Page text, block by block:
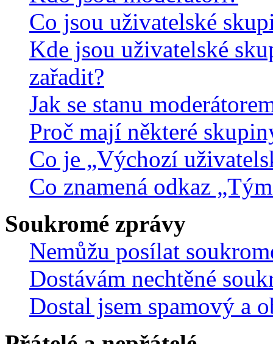
Co jsou uživatelské
Kde jsou uživatelské
zařadit?
Jak se stanu
Proč mají některé
Co je „Výchozí
Co znamená odkaz
Soukromé zprávy
Nemůžu posílat
Dostávám nechtěné
Dostal jsem spamový a